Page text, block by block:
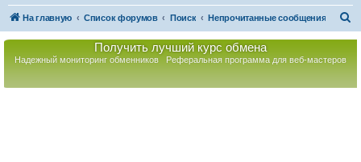
На главную Список форумов Поиск Непрочитанные сообщения
Получить лучший курс обмена
Надежный мониторинг обменников Реферальная программа для веб-мастеров